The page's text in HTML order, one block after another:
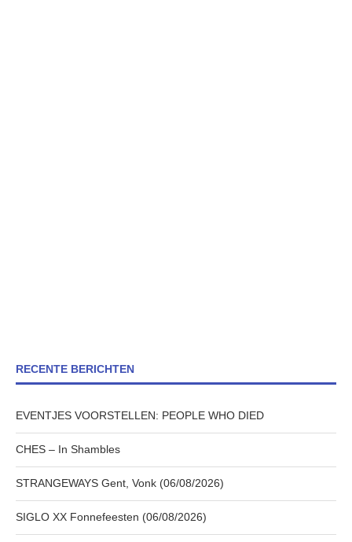
RECENTE BERICHTEN
EVENTJES VOORSTELLEN: PEOPLE WHO DIED
CHES – In Shambles
STRANGEWAYS Gent, Vonk (06/08/2026)
SIGLO XX Fonnefeesten (06/08/2026)